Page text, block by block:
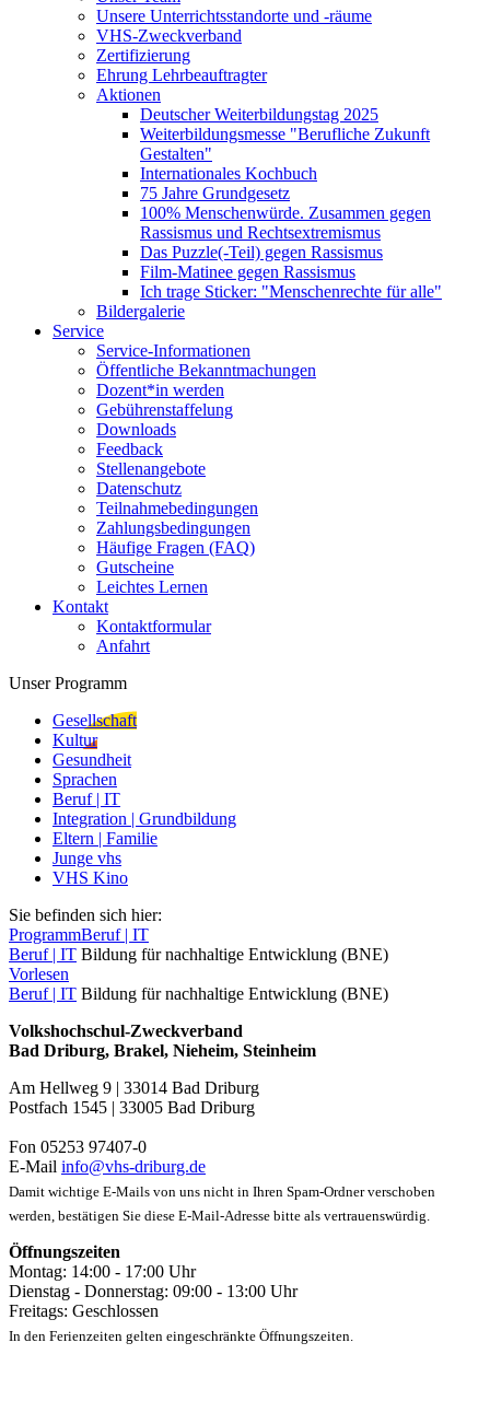
Unsere Unterrichtsstandorte und -räume
VHS-Zweckverband
Zertifizierung
Ehrung Lehrbeauftragter
Aktionen
Deutscher Weiterbildungstag 2025
Weiterbildungsmesse "Berufliche Zukunft
Gestalten"
Internationales Kochbuch
75 Jahre Grundgesetz
100% Menschenwürde. Zusammen gegen
Rassismus und Rechtsextremismus
Das Puzzle(-Teil) gegen Rassismus
Film-Matinee gegen Rassismus
Ich trage Sticker: "Menschenrechte für alle"
Bildergalerie
Service
Service-Informationen
Öffentliche Bekanntmachungen
Dozent*in werden
Gebührenstaffelung
Downloads
Feedback
Stellenangebote
Datenschutz
Teilnahmebedingungen
Zahlungsbedingungen
Häufige Fragen (FAQ)
Gutscheine
Leichtes Lernen
Kontakt
Kontaktformular
Anfahrt
Unser Programm
Gesellschaft
Kultur
Gesundheit
Sprachen
Beruf | IT
Integration | Grundbildung
Eltern | Familie
Junge vhs
VHS Kino
Sie befinden sich hier:
ProgrammBeruf | IT
Beruf | IT Bildung für nachhaltige Entwicklung (BNE)
Vorlesen
Beruf | IT Bildung für nachhaltige Entwicklung (BNE)
Volkshochschul-Zweckverband
Bad Driburg, Brakel, Nieheim, Steinheim
Am Hellweg 9 | 33014 Bad Driburg
Postfach 1545 | 33005 Bad Driburg
Fon 05253 97407-0
E-Mail info@vhs-driburg.de
Damit wichtige E-Mails von uns nicht in Ihren Spam-Ordner verschoben
werden, bestätigen Sie diese E-Mail-Adresse bitte als vertrauenswürdig.
Öffnungszeiten
Montag: 14:00 - 17:00 Uhr
Dienstag - Donnerstag: 09:00 - 13:00 Uhr
Freitags: Geschlossen
In den Ferienzeiten gelten eingeschränkte Öffnungszeiten.